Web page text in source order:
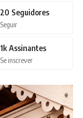
20 Seguidores
Seguir
1k Assinantes
Se inscrever